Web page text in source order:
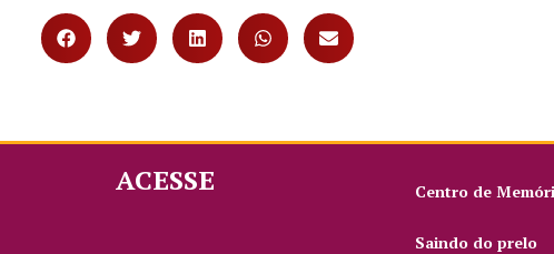
ACESSE Centro de
Saindo do prelo